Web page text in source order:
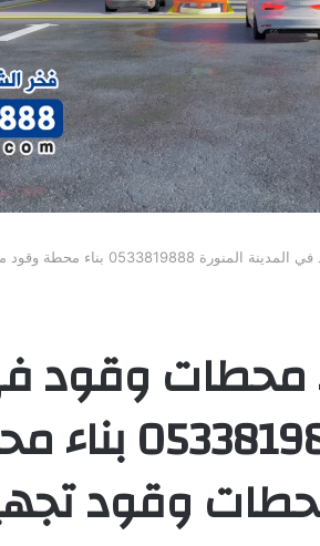
مقاول بناء محطات وقود في المدينة
محطات وقود
المنورة
وقود